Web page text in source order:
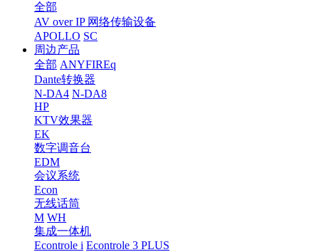
全部
AV over IP 网络传输设备
APOLLO SC
周边产品
全部 ANYFIREq
Dante转换器
N-DA4 N-DA8
HP
KTV效果器
EK
数字调音台
EDM
会议系统
Econ
无线话筒
M WH
集成一体机
Econtrole i Econtrole 3 PLUS